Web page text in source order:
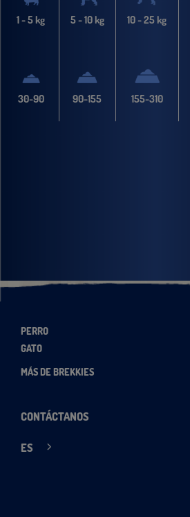
1 - 5 kg 5 - 10 kg 10 - 25 kg
30-90 90-155 155-310
PERRO
GATO
MÁS DE BREKKIES
CONTÁCTANOS
ES